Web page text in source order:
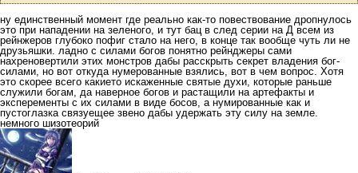
ну единственный момент где реально как-то повествование дропнулось
это при нападении на зеленого, и тут бац в след серии на Д всем из
рейнжеров глубоко пофиг стало на него, в конце так вообще чуть ли не
друзьяшки. ладно с силами богов понятно рейнджеры сами
нахреновертили этих монстров дабы расскрыть секрет владения бог-
силами, но вот откуда нумерованные взялись, вот в чем вопрос. Хотя
это скорее всего какието искаженные святые духи, которые раньше
служили богам, да наверное богов и растащили на артефакты и
эксперементы с их силами в виде босов, а нумированные как и
пустоглазка связуещее звено дабы удержать эту силу на земле.
немного шизотеорий